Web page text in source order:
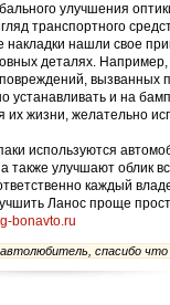
улучшения
транспортного
накладки нашли свое
деталях.
вызванных
устанавливать и на
их жизни, желательно
используются
также улучшают облик
каждый
Ланос проще
bonavto.ru
спасибо